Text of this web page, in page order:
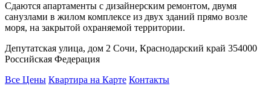
Сдаются апартаменты с дизайнерским ремонтом, двумя
санузлами в жилом комплексе из двух зданий прямо возле
моря, на закрытой охраняемой территории.
Депутатская улица, дом 2 Сочи, Краснодарский край 354000
Российская Федерация
Все Цены Квартира на Карте Контакты